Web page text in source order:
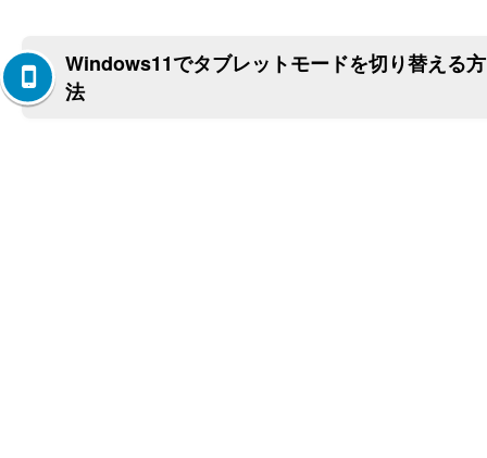
Windows11でタブレットモードを切り替える方
法